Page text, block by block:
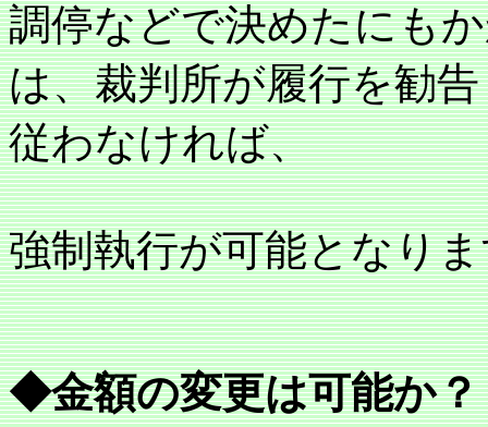
調停などで決めたにも
は、裁判所が履行を勧
従わなければ、
強制執行が可能となり
◆金額の変更は可能か？